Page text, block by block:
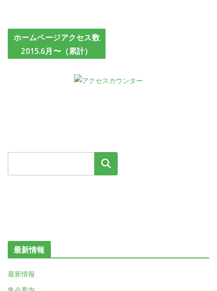
ホームページアクセス数
2015.6月〜（累計）
検索
最新情報
最新情報